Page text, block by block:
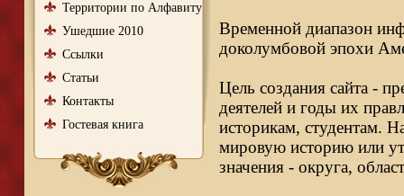
Территории по Алфавиту
Ушедшие 2010
Ссылки
Статьи
Контакты
Гостевая книга
Временной диапазон
доколумбовой эпохи
Цель создания сайта -
деятелей и годы их
историкам, студентам.
мировую историю или
значения - округа,